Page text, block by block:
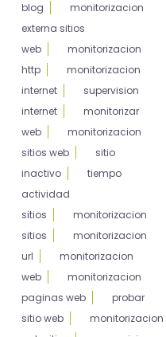
blog
monitorizacion
externa sitios
web
monitorizacion
http
monitorizacion
internet
supervision
internet
monitorizar
web
monitorizacion
sitios web
sitio
inactivo
tiempo
actividad
sitios
monitorizacion
sitios
monitorizacion
url
monitorizacion
web
monitorizacion
paginas web
probar
sitio web
monitorizacion